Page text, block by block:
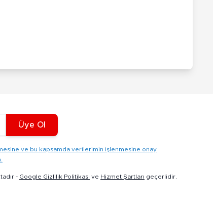
Üye Ol
ve bu kapsamda verilerimin işlenmesine onay
- Google Gizlilik Politikası ve Hizmet Şartları geçerlidir.